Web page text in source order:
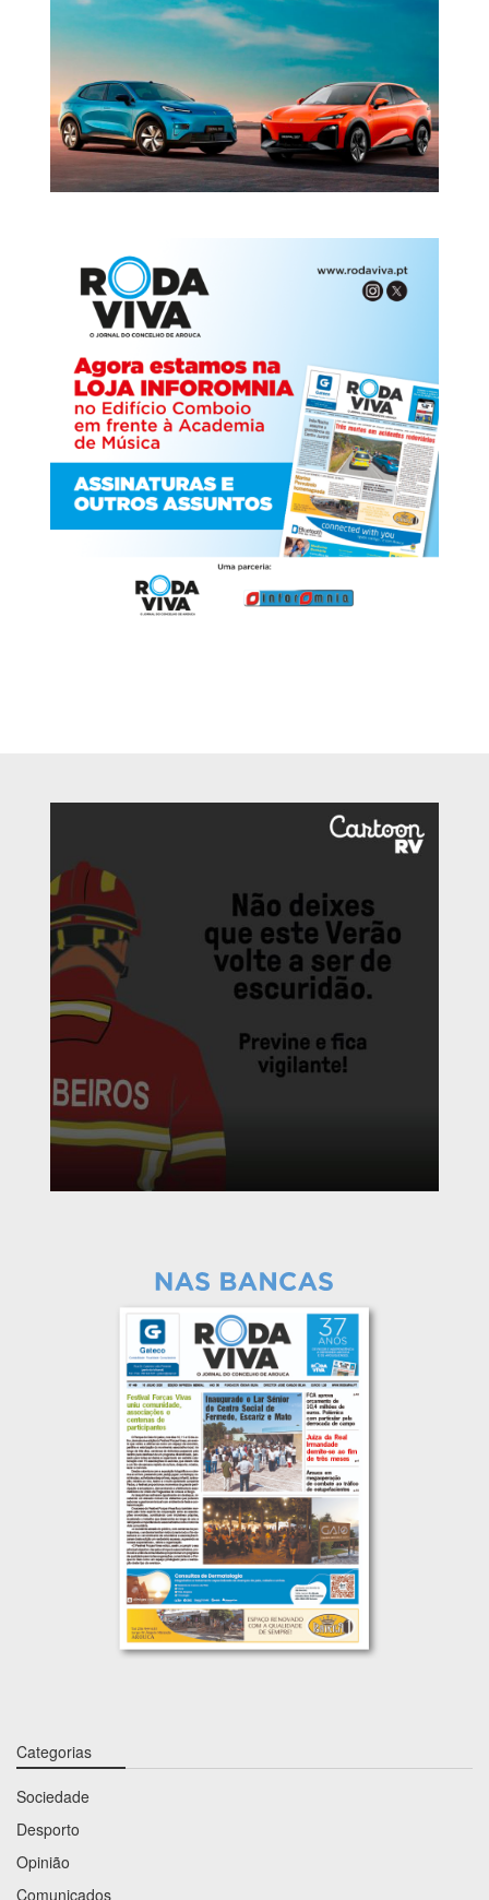
Categorias
Sociedade
Desporto
Opinião
Comunicados